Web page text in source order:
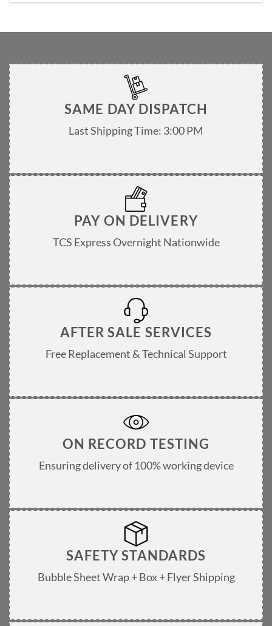
SAME DAY DISPATCH
Last Shipping Time: 3:00 PM
PAY ON DELIVERY
TCS Express Overnight Nationwide
AFTER SALE SERVICES
Free Replacement & Technical Support
ON RECORD TESTING
Ensuring delivery of 100% working device
SAFETY STANDARDS
Bubble Sheet Wrap + Box + Flyer Shipping